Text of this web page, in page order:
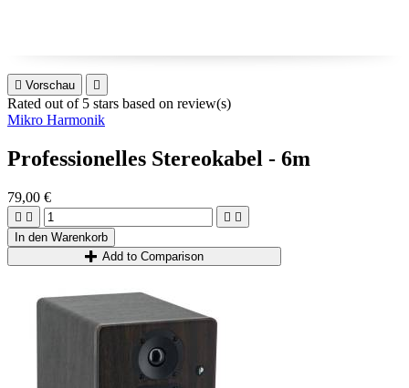
 Vorschau 
Rated out of 5 stars based on review(s)
Mikro Harmonik
Professionelles Stereokabel - 6m
79,00 €
   
In den Warenkorb
Add to Comparison